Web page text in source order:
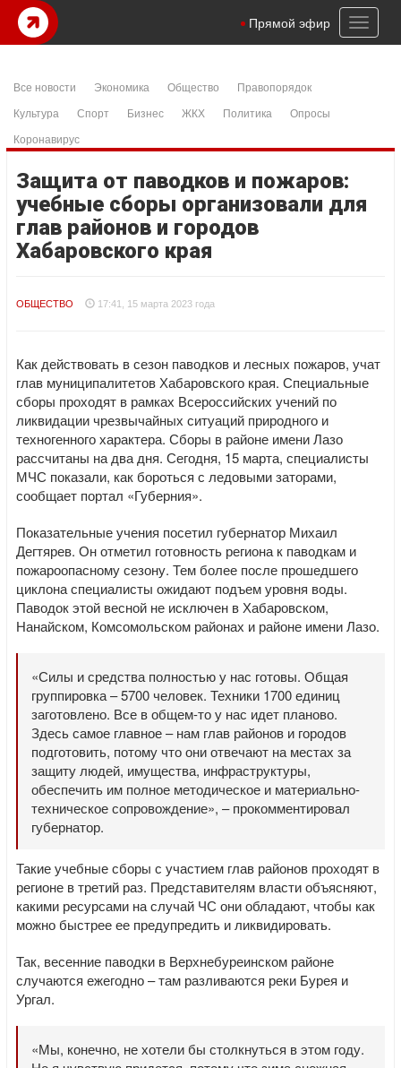
Toggle
Прямой эфир
Все новости Экономика Общество
Правопорядок
Культура
Спорт Бизнес ЖКХ Политика
Опросы
Коронавирус
Защита от паводков и пожаров:
учебные сборы организовали для
глав районов и городов
Хабаровского края
ОБЩЕСТВО 17:41, 15 марта 2023 года
Как действовать в сезон паводков и лесных пожаров, учат
глав муниципалитетов Хабаровского края. Специальные
сборы проходят в рамках Всероссийских учений по
ликвидации чрезвычайных ситуаций природного и
техногенного характера. Сборы в районе имени Лазо
рассчитаны на два дня. Сегодня, 15 марта, специалисты
МЧС показали, как бороться с ледовыми заторами,
сообщает портал «Губерния».
Показательные учения посетил губернатор Михаил
Дегтярев. Он отметил готовность региона к паводкам и
пожароопасному сезону. Тем более после прошедшего
циклона специалисты ожидают подъем уровня воды.
Паводок этой весной не исключен в Хабаровском,
Нанайском, Комсомольском районах и районе имени Лазо.
«Силы и средства полностью у нас готовы. Общая
группировка – 5700 человек. Техники 1700 единиц
заготовлено. Все в общем-то у нас идет планово.
Здесь самое главное – нам глав районов и городов
подготовить, потому что они отвечают на местах за
защиту людей, имущества, инфраструктуры,
обеспечить им полное методическое и материально-
техническое сопровождение», – прокомментировал
губернатор.
Такие учебные сборы с участием глав районов проходят в
регионе в третий раз. Представителям власти объясняют,
какими ресурсами на случай ЧС они обладают, чтобы как
можно быстрее ее предупредить и ликвидировать.
Так, весенние паводки в Верхнебуреинском районе
случаются ежегодно – там разливаются реки Бурея и
Ургал.
«Мы, конечно, не хотели бы столкнуться в этом году.